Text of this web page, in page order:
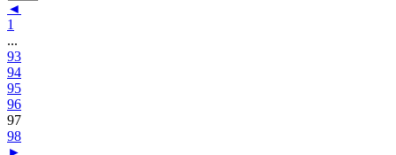
◄
1
...
93
94
95
96
97
98
►